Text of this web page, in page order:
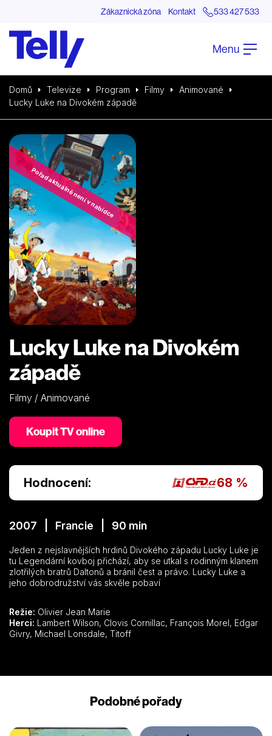
Zákaznická zóna Kontakt 533 427 533
Menu
Domů Televize Program Filmy
Animované
Lucky Luke na Divokém západě
Pořad aktuálně není v nabídce
Lucky Luke na Divokém
západě
Filmy / Animované
Koupit TV online
Hodnocení: 68 %
2007 | Francie | 90 min
Jeden z nejslavnějších hrdinů Divokého západu Lucky Luke je
tu Legendární kovboj přichází, aby se utkal s rodinným klanem
zlotřilých bratrů Daltonů a bránil čest a právo. Lucky Luke a
jeho dobrodružství vás skvěle pobaví
Režie: Olivier Jean Marie
Herci:
Givry, Michael Lonsdale, Titoff
Podobné pořady